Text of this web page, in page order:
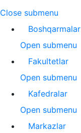
Close submenu
Boshqarmalar
Open submenu
Fakultetlar
Open submenu
Kafedralar
Open submenu
Markazlar